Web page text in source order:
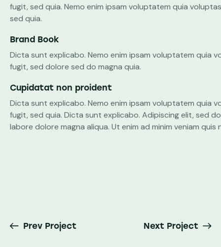
fugit, sed quia. Nemo enim ipsam voluptatem quia
sed quia.
Brand Book
Dicta sunt explicabo. Nemo enim ipsam voluptatem quia
fugit, sed dolore sed do magna quia.
Cupidatat non proident
Dicta sunt explicabo. Nemo enim ipsam voluptatem quia
fugit, sed quia. Dicta sunt explicabo. Adipiscing elit, sed
labore dolore magna aliqua. Ut enim ad minim veniam quis
Prev Project Next Project